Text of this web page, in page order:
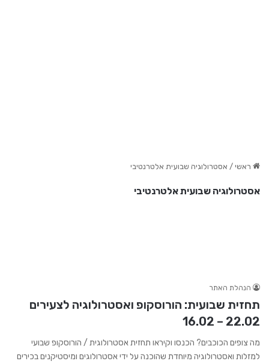
ראשי / אסטרולוגיה שבועית אלטרנטיבי
אסטרולוגיה שבועית אלטרנטיבי
הנהלת האתר
תחזית שבועית: הורוסקופ ואסטרולוגיה לצעירים
22.02 – 16.02
מה צופים הכוכבים? הכנסו וקיראו תחזית אסטרולוגית / הורוסקופ שבועי
למזלות ואסטרולוגיה מיוחדת שהוכנה על ידי אסטרולוגים ומיסטיקנים בכירים